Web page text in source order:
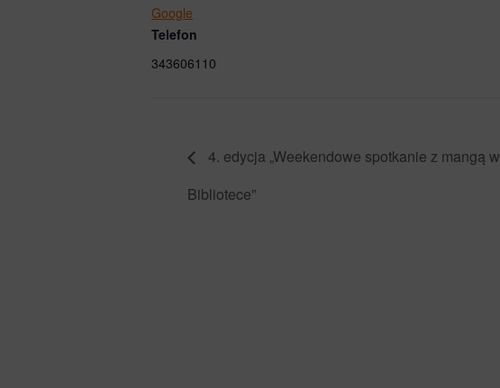
Google
Telefon
343606110
4. edycja „Weekendowe spotkanie z mangą w
Bibliotece”